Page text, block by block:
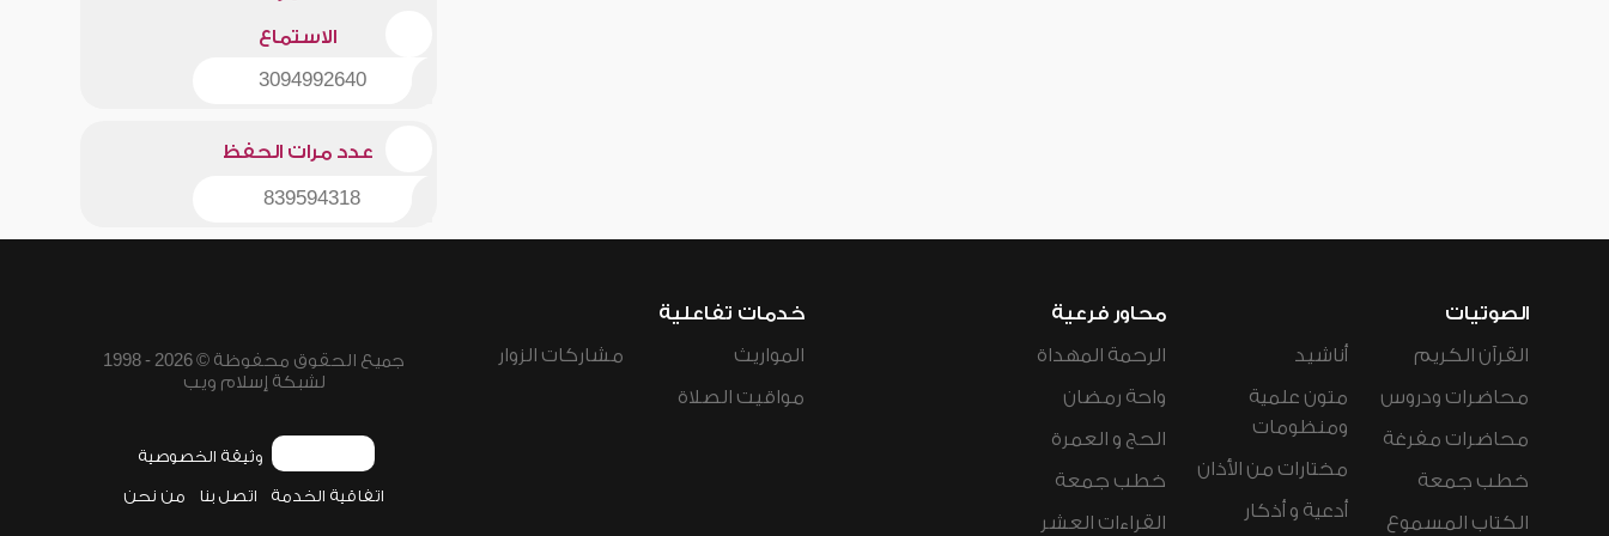
الاستماع
3094992640
عدد مرات الحفظ
839594318
الصوتيات
القرآن الكريم
محاضرات ودروس
محاضرات مفرغة
خطب جمعة
الكتاب المسموع
أناشيد
متون علمية
ومنظومات
مختارات من الأذان
أدعية و أذكار
محاور فرعية
الرحمة المهداة
واحة رمضان
الحج و العمرة
خطب جمعة
القراءات العشر
خدمات تفاعلية
المواريث
مواقيت الصلاة
مشاركات الزوار
جميع الحقوق محفوظة © 2026 - 1998
لشبكة إسلام ويب
وثيقة الخصوصية
اتفاقية الخدمة اتصل بنا من نحن